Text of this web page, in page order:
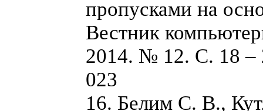
пропусками на
Вестник
2014. № 12. С. 18 –
023
16. Белим С. В.,